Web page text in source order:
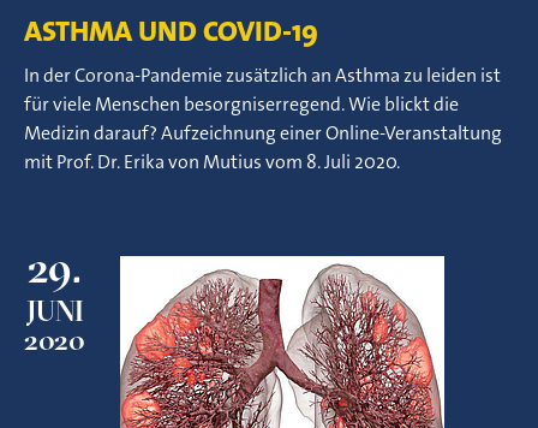
ASTHMA UND COVID-19
In der Corona-Pandemie zusätzlich an Asthma zu leiden ist
für viele Menschen besorgniserregend. Wie blickt die
Medizin darauf? Aufzeichnung einer Online-Veranstaltung
mit Prof. Dr. Erika von Mutius vom 8. Juli 2020.
29.
JUNI
2020